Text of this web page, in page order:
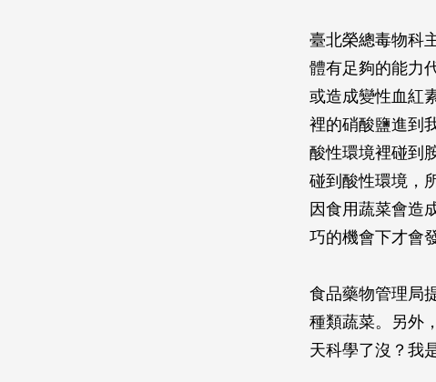
臺北榮總毒物科
體有足夠的能力
或造成變性血紅
裡的硝酸鹽進到
酸性環境裡碰到
碰到酸性環境，
因食用蔬菜會造
巧的機會下才會
食品藥物管理局
種類蔬菜。另外
天科學了沒？我